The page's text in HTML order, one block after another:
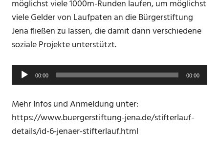
möglichst viele 1000m-Runden laufen, um möglichst
viele Gelder von Laufpaten an die Bürgerstiftung
Jena fließen zu lassen, die damit dann verschiedene
soziale Projekte unterstützt.
Audio-
Player
00:00 00:00
Mehr Infos und Anmeldung unter:
https://www.buergerstiftung-jena.de/stifterlauf-
details/id-6-jenaer-stifterlauf.html